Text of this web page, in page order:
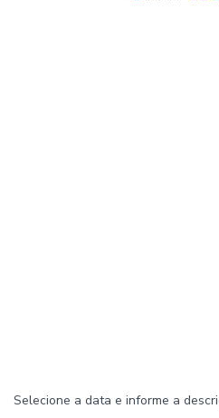
Selecione a data e informe a